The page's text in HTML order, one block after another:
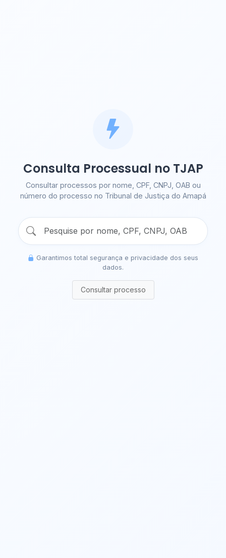
Consulta Processual no TJAP
Consultar processos por nome, CPF, CNPJ, OAB ou
número do processo no Tribunal de Justiça do Amapá
Garantimos total segurança e privacidade dos seus
dados.
Consultar processo